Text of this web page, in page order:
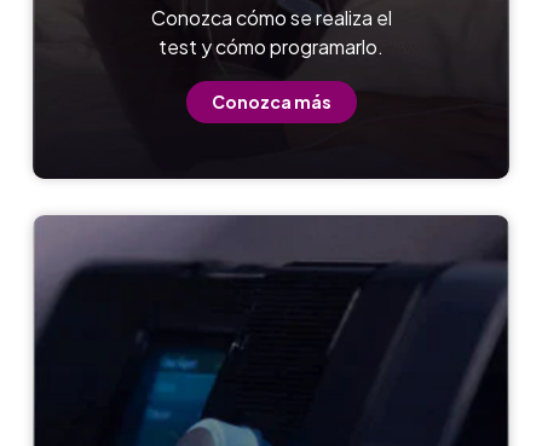
Conozca cómo se realiza el
test y cómo programarlo.
Conozca más